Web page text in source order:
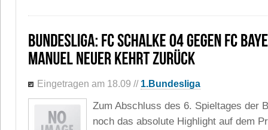
Eingetragen am 18.09 // 1.Bundesliga
Zum Abschluss des 6. Spieltages der
noch das absolute Highlight auf dem